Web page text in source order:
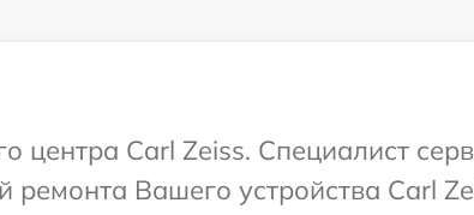
центра Carl Zeiss. Специалист
Вашего устройства Carl